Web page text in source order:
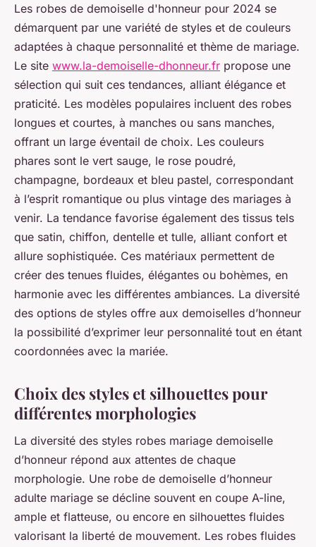
Les robes de demoiselle d'honneur pour 2024 se
démarquent par une variété de styles et de couleurs
adaptées à chaque personnalité et thème de mariage.
Le site www.la-demoiselle-dhonneur.fr propose une
sélection qui suit ces tendances, alliant élégance et
praticité. Les modèles populaires incluent des robes
longues et courtes, à manches ou sans manches,
offrant un large éventail de choix. Les couleurs
phares sont le vert sauge, le rose poudré,
champagne, bordeaux et bleu pastel, correspondant
à l’esprit romantique ou plus vintage des mariages à
venir. La tendance favorise également des tissus tels
que satin, chiffon, dentelle et tulle, alliant confort et
allure sophistiquée. Ces matériaux permettent de
créer des tenues fluides, élégantes ou bohèmes, en
harmonie avec les différentes ambiances. La diversité
des options de styles offre aux demoiselles d’honneur
la possibilité d’exprimer leur personnalité tout en étant
coordonnées avec la mariée.
Choix des styles et silhouettes pour
différentes morphologies
La diversité des styles robes mariage demoiselle
d’honneur répond aux attentes de chaque
morphologie. Une robe de demoiselle d’honneur
adulte mariage se décline souvent en coupe A-line,
ample et flatteuse, ou encore en silhouettes fluides
valorisant la liberté de mouvement. Les robes fluides